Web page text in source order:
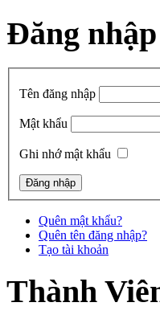
Đăng nhập
Tên đăng nhập
Mật khẩu
Ghi nhớ mật khẩu
Quên mật khẩu?
Quên tên đăng nhập?
Tạo tài khoản
Thành